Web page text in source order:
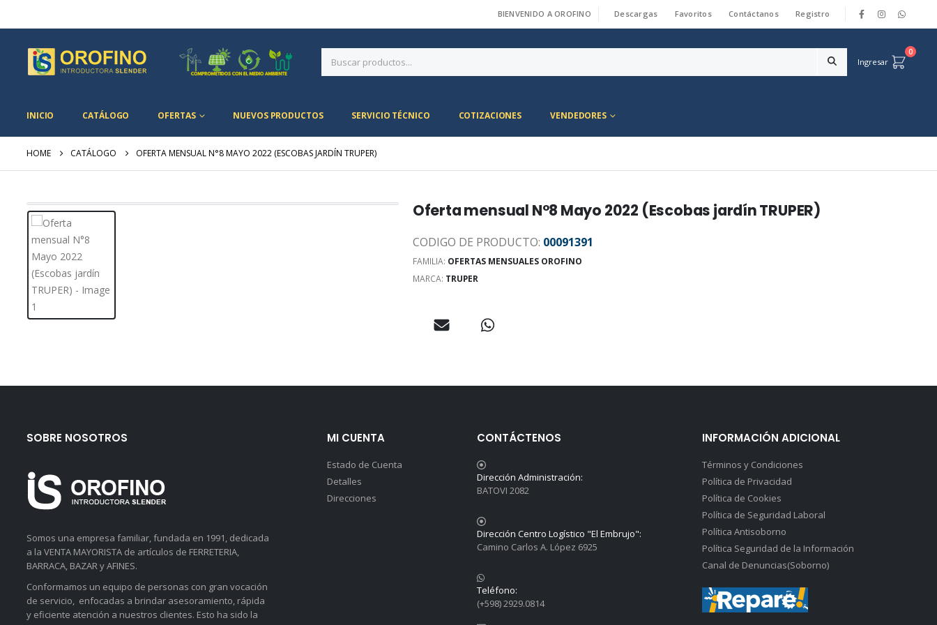
BIENVENIDO A OROFINO Descargas Favoritos Contáctanos Registro
Ingresar
0
INICIO CATÁLOGO OFERTAS NUEVOS PRODUCTOS SERVICIO TÉCNICO COTIZACIONES VENDEDORES
HOME CATÁLOGO OFERTA MENSUAL N°8 MAYO 2022 (ESCOBAS JARDÍN TRUPER)
Oferta mensual N°8 Mayo 2022 (Escobas jardín TRUPER)
CODIGO DE PRODUCTO: 00091391
FAMILIA: OFERTAS MENSUALES OROFINO
MARCA: TRUPER
SOBRE NOSOTROS
Somos una empresa familiar, fundada en 1991, dedicada
a la VENTA MAYORISTA de artículos de FERRETERIA,
BARRACA, BAZAR y AFINES.
Conformamos un equipo de personas con gran vocación
de servicio, enfocadas a brindar asesoramiento, rápida
y eficiente atención a nuestros clientes. Esto ha sido la
MI CUENTA
Estado de Cuenta
Detalles
Direcciones
CONTÁCTENOS
Dirección Administración:
BATOVI 2082
Dirección Centro Logístico "El Embrujo":
Camino Carlos A. López 6925
Teléfono:
(+598) 2929.0814
INFORMACIÓN ADICIONAL
Términos y Condiciones
Política de Privacidad
Política de Cookies
Política de Seguridad Laboral
Política Antisoborno
Política Seguridad de la Información
Canal de Denuncias(Soborno)